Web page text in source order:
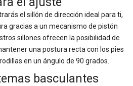
el sillón de dirección ideal para ti,
gracias a un mecanismo de pistón
sillones ofrecen la posibilidad de
una postura recta con los pies
en un ángulo de 90 grados.
basculantes